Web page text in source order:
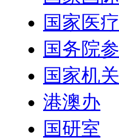
国家医
国务院
国家机
港澳办
国研室